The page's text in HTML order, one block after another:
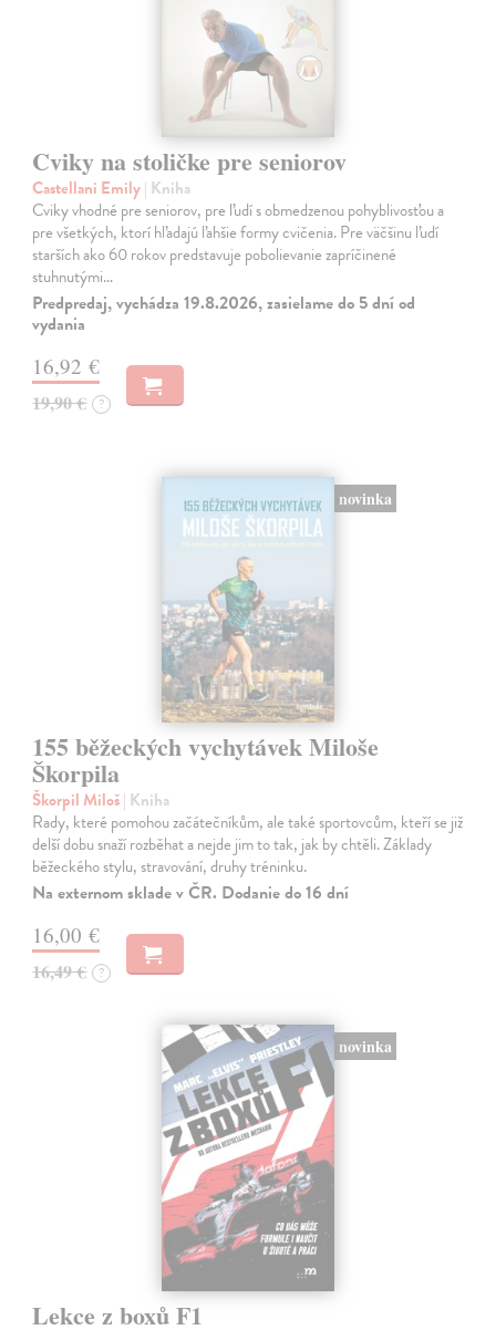
Cviky na stoličke pre seniorov
Castellani Emily| Kniha
Cviky vhodné pre seniorov, pre ľudí s obmedzenou pohyblivosťou a
pre všetkých, ktorí hľadajú ľahšie formy cvičenia. Pre väčšinu ľudí
starších ako 60 rokov predstavuje pobolievanie zapríčinené
stuhnutými…
Predpredaj, vychádza 19.8.2026, zasielame do 5 dní od
vydania
16,92 €
19,90 € ?
novinka
155 běžeckých vychytávek Miloše
Škorpila
Škorpil Miloš| Kniha
Rady, které pomohou začátečníkům, ale také sportovcům, kteří se již
delší dobu snaží rozběhat a nejde jim to tak, jak by chtěli. Základy
běžeckého stylu, stravování, druhy tréninku.
Na externom sklade v ČR. Dodanie do 16 dní
16,00 €
16,49 € ?
novinka
Lekce z boxů F1